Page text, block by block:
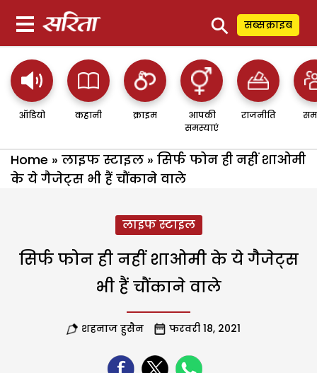
⚲ सब्सक्राइब
ऑडियो कहानी क्राइम
आपकी
समस्याएं
राजनीति
Home » लाइफ स्टाइल » सिर्फ फोन ही नहीं शाओमी
के ये गैजेट्स भी हैं चौंकाने वाले
लाइफ स्टाइल
सिर्फ फोन ही नहीं शाओमी के ये गैजेट्स
भी हैं चौंकाने वाले
शहनाज हुसैन फरवरी 18, 2021